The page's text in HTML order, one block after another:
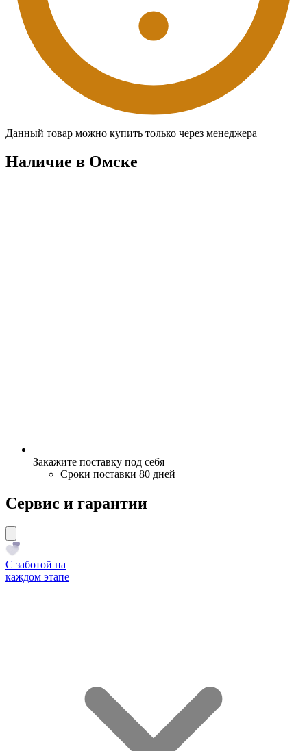
Данный товар можно купить только через менеджера
Наличие в Омскe
Закажите поставку под себя
Сроки поставки 80 дней
Сервис и гарантии
С заботой на
каждом этапе